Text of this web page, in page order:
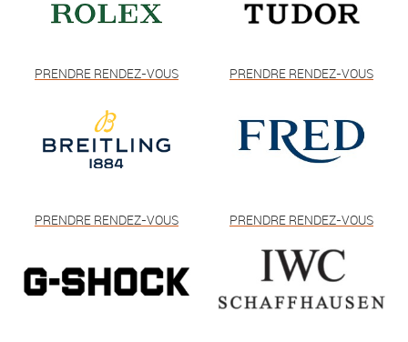
PRENDRE RENDEZ-VOUS PRENDRE RENDEZ-VOUS
PRENDRE RENDEZ-VOUS PRENDRE RENDEZ-VOUS